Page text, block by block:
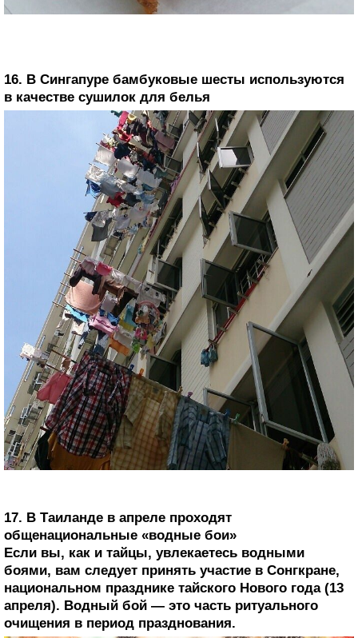
16. В Сингапуре бамбуковые шесты используются
в качестве сушилок для белья
17. В Таиланде в апреле проходят
общенациональные «водные бои»
Если вы, как и тайцы, увлекаетесь водными
боями, вам следует принять участие в Сонгкране,
национальном празднике тайского Нового года (13
апреля). Водный бой — это часть ритуального
очищения в период празднования.